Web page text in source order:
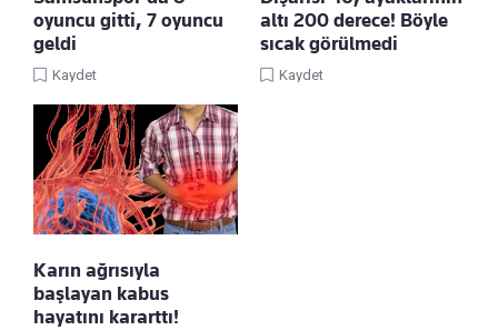
oyuncu gitti, 7 oyuncu
geldi
Kaydet
altı 200 derece! Böyle
sıcak görülmedi
Kaydet
Karın ağrısıyla
başlayan kabus
hayatını kararttı!